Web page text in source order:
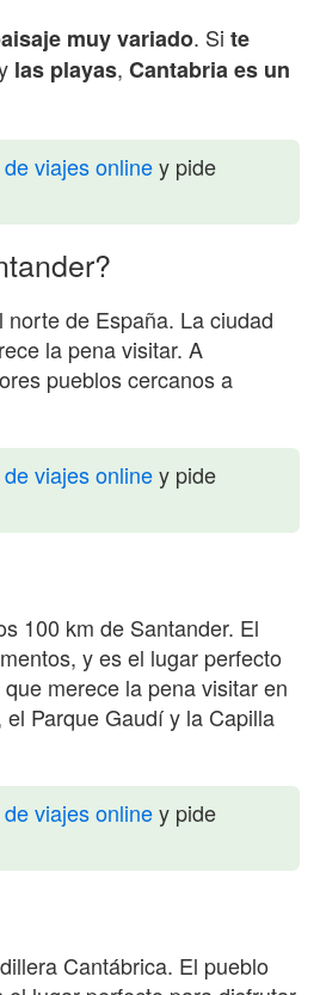
muy variado. Si te
las playas, Cantabriaes un
viajes onliney pide
de España. La ciudad
la pena visitar. A
pueblos cercanos a
viajes onliney pide
100 km de Santander. El
y es el lugar perfecto
merece la pena visitar en
Parque Gaudí y la Capilla
viajes onliney pide
Cantábrica. El pueblo